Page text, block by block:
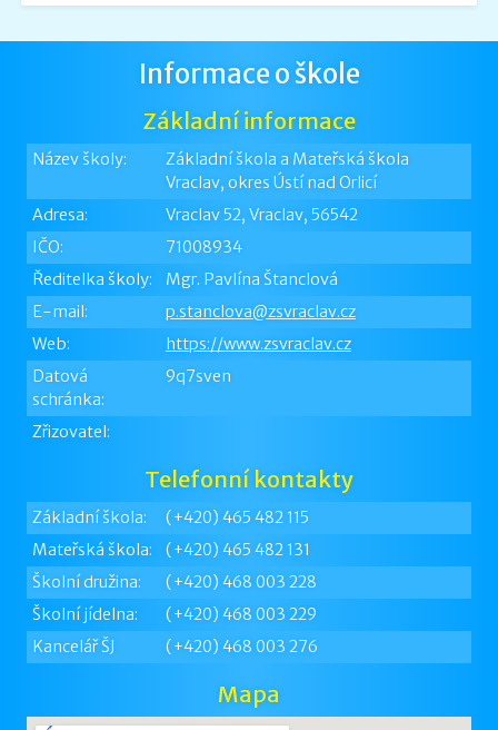
Informace o škole
Základní informace
Název školy:
Základní škola a Mateřská škola
Vraclav, okres Ústí nad Orlicí
Adresa:
Vraclav 52, Vraclav, 56542
IČO:
71008934
Ředitelka školy:
Mgr. Pavlína Štanclová
E-mail:
p.stanclova@zsvraclav.cz
Web:
https://www.zsvraclav.cz
Datová
schránka:
9q7sven
Zřizovatel:
Telefonní kontakty
Základní škola:
(+420) 465 482 115
Mateřská škola:
(+420) 465 482 131
Školní družina:
(+420) 468 003 228
Školní jídelna:
(+420) 468 003 229
Kancelář ŠJ
(+420) 468 003 276
Mapa